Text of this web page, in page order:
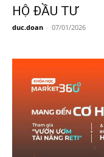
HỘ ĐẦU TƯ
duc.doan - 07/01/2026